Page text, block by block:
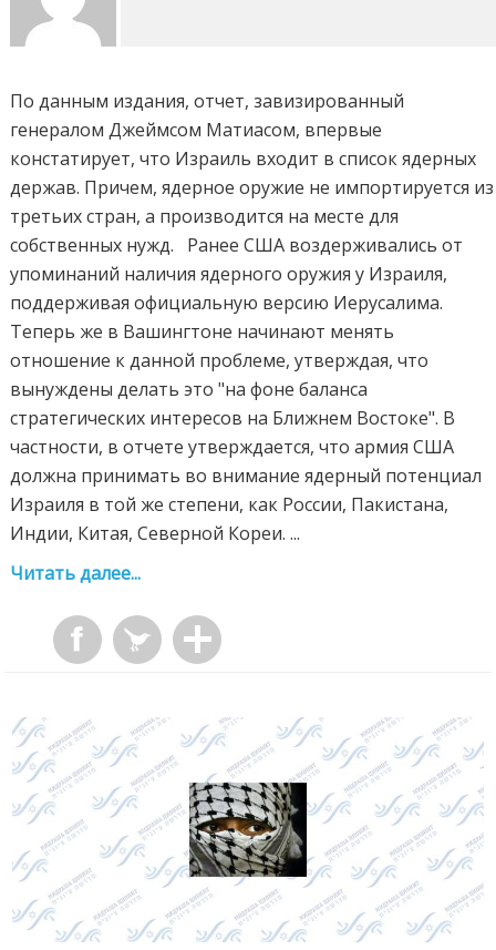
По данным издания, отчет, завизированный
генералом Джеймсом Матиасом, впервые
констатирует, что Израиль входит в список ядерных
держав. Причем, ядерное оружие не импортируется из
третьих стран, а производится на месте для
собственных нужд. Ранее США воздерживались от
упоминаний наличия ядерного оружия у Израиля,
поддерживая официальную версию Иерусалима.
Теперь же в Вашингтоне начинают менять
отношение к данной проблеме, утверждая, что
вынуждены делать это "на фоне баланса
стратегических интересов на Ближнем Востоке". В
частности, в отчете утверждается, что армия США
должна принимать во внимание ядерный потенциал
Израиля в той же степени, как России, Пакистана,
Индии, Китая, Северной Кореи. ...
Читать далее...